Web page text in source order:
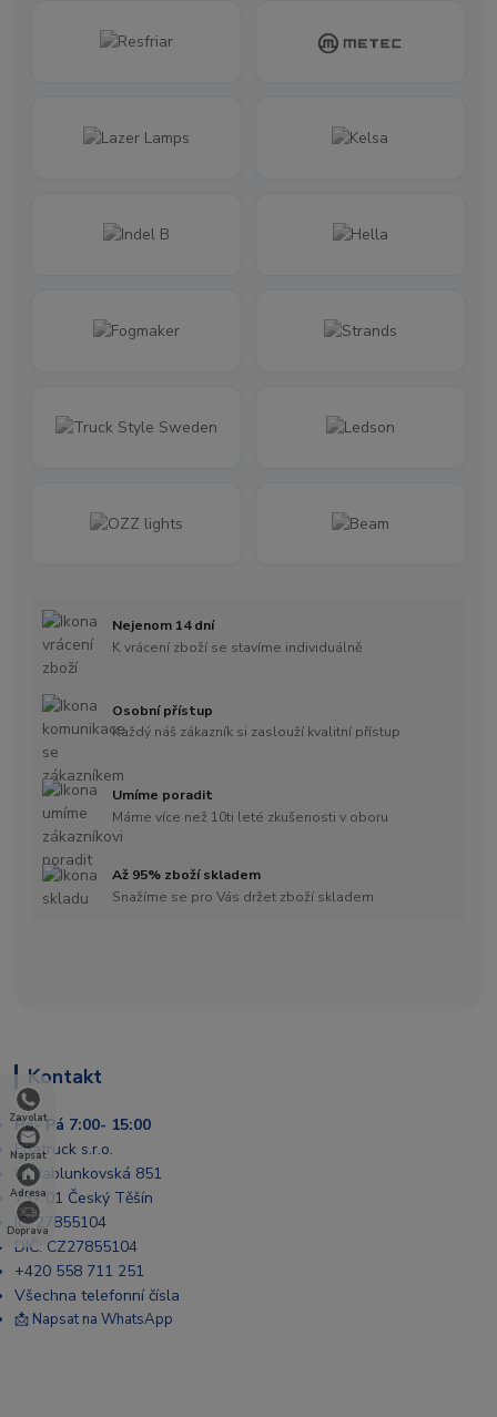
Zavolat
Napsat
Adresa
Doprava
Nejenom 14 dní
K vrácení zboží se stavíme individuálně
Osobní přístup
Každý náš zákazník si zaslouží kvalitní přístup
Umíme poradit
Máme více než 10ti leté zkušenosti v oboru
Až 95% zboží skladem
Snažíme se pro Vás držet zboží skladem
Kontakt
Po- Pá 7:00- 15:00
Enatruck s.r.o.
Ul. Jablunkovská 851
737 01 Český Těšín
IČ: 27855104
DIČ: CZ27855104
+420 558 711 251
Všechna telefonní čísla
📩 Napsat na WhatsApp